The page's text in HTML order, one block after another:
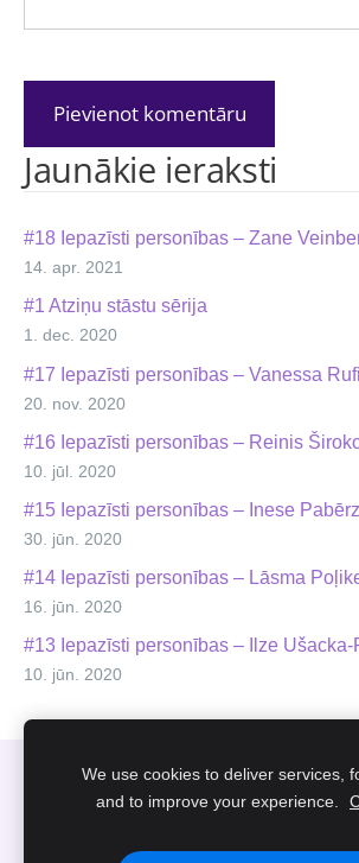
Jaunākie ieraksti
#18 Iepazīsti personības – Zane
14. apr. 2021
#1 Atziņu stāstu sērija
1. dec. 2020
#17 Iepazīsti personības – Vanessa
20. nov. 2020
#16 Iepazīsti personības – Reinis
10. jūl. 2020
#15 Iepazīsti personības – Inese
30. jūn. 2020
#14 Iepazīsti personības – Lāsma
16. jūn. 2020
#13 Iepazīsti personības – Ilze Ušacka-
10. jūn. 2020
Sīkdatnes
info@smartedu.lv
We use cookies to deliver services,
and to improve your experience.